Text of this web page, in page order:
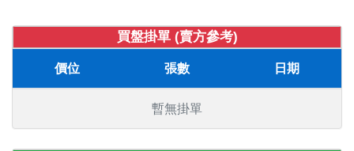
買盤掛單 (賣方參考)
價位 張數 日期
暫無掛單